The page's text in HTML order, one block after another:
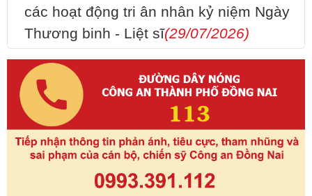
các hoạt động tri ân nhân kỷ niệm Ngày
Thương binh - Liệt sĩ(29/07/2026)